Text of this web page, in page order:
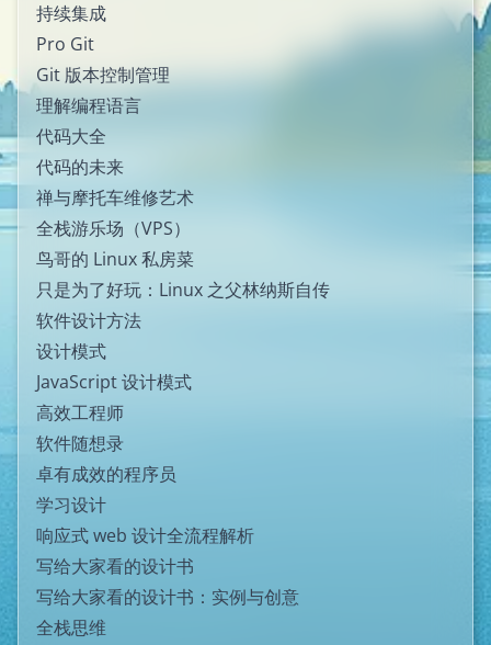
持续集成
Pro Git
Git 版本控制管理
理解编程语言
代码大全
代码的未来
禅与摩托车维修艺术
全栈游乐场（VPS）
鸟哥的 Linux 私房菜
只是为了好玩：Linux 之父林纳斯自传
软件设计方法
设计模式
JavaScript 设计模式
高效工程师
软件随想录
卓有成效的程序员
学习设计
响应式 web 设计全流程解析
写给大家看的设计书
写给大家看的设计书：实例与创意
全栈思维